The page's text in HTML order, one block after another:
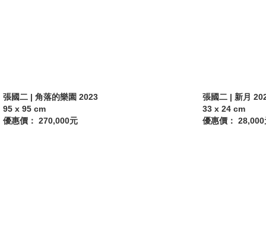
張國二 | 角落的樂園 2023
95 x 95 cm
優惠價： 270,000元
張國二 | 新月
33 x 24 cm
優惠價： 28,000